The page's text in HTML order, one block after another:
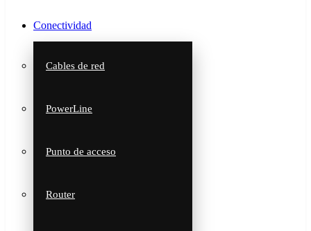
Conectividad
Cables de red
PowerLine
Punto de acceso
Router